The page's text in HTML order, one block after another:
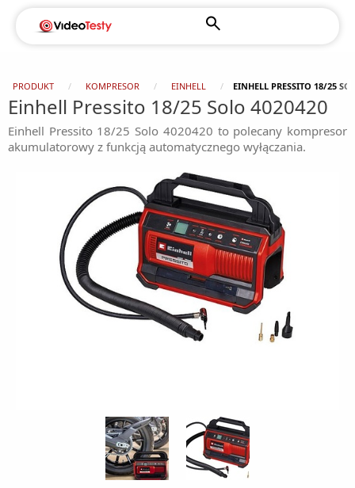
PRODUKT KOMPRESOR EINHELL EINHELL PRESSITO 18/25
Einhell Pressito 18/25 Solo 4020420
Einhell Pressito 18/25 Solo 4020420 to polecany kompresor
akumulatorowy z funkcją automatycznego wyłączania.